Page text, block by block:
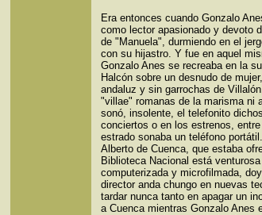
Era entonces cuando Gonzalo
como lector apasionado y devoto
de "Manuela", durmiendo en el
con su hijastro. Y fue en aquel
Gonzalo Anes se recreaba en la
Halcón sobre un desnudo de
andaluz y sin garrochas de
"villae" romanas de la marisma ni
sonó, insolente, el telefonito
conciertos o en los estrenos,
estrado sonaba un teléfono
Alberto de Cuenca, que estaba
Biblioteca Nacional está
computerizada y microfilmada,
director anda chungo en nuevas
tardar nunca tanto en apagar un
a Cuenca mientras Gonzalo Anes